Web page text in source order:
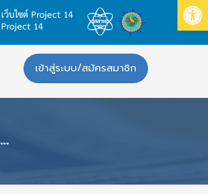
เว็บไซต์ Project 14
Project 14
เข้าสู่ระบบ/สมัครสมาชิก